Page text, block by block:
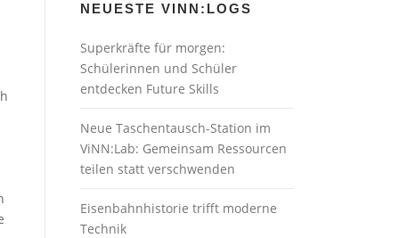
NEUESTE VINN:LOGS
Superkräfte für morgen:
Schülerinnen und Schüler
entdecken Future Skills
Neue Taschentausch-Station im
ViNN:Lab: Gemeinsam Ressourcen
teilen statt verschwenden
Eisenbahnhistorie trifft moderne
Technik